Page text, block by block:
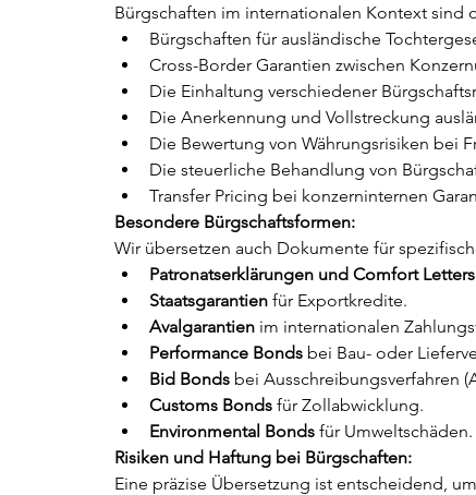
Bürgschaften im internationalen Kontext
Bürgschaften für ausländische
Cross-Border Garantien zwischen
Die Einhaltung verschiedener
Die Anerkennung und Vollstreckung
Die Bewertung von Währungsrisiken bei
Die steuerliche Behandlung von
Transfer Pricing bei konzerninternen
Besondere Bürgschaftsformen:
Wir übersetzen auch Dokumente für
Patronatserklärungen und Comfort Letters
Staatsgarantien für Exportkredite.
Avalgarantien im internationalen
Performance Bonds bei Bau- oder
Bid Bonds bei Ausschreibungsverfahren
Customs Bonds für Zollabwicklung.
Environmental Bonds für Umweltschäden.
Risiken und Haftung bei Bürgschaften:
Eine präzise Übersetzung ist entscheidend,